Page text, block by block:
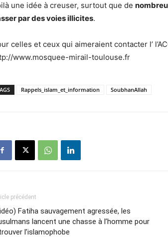
une idée à creuser, surtout que de
par des voies illicites.
celles et ceux qui aimeraient contacter l’
www.mosquee-mirail-toulouse.fr
Rappels_islam_et_information SoubhanAllah
précédent
Fatiha sauvagement agressée, les
lancent une chasse à l’homme pour
l’islamophobe